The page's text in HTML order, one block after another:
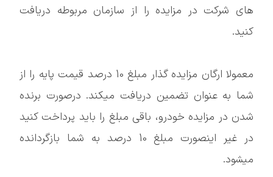
های شرکت در مزایده را از سازمان مربوطه دریافت
کنید.
معمولا ارگان مزایده گذار مبلغ 10 درصد قیمت پایه را از
شما به عنوان تضمین دریافت میکند. درصورت برنده
شدن در مزایده خودرو، باقی مبلغ را باید پرداخت کنید
در غیر اینصورت مبلغ 10 درصد به شما بازگردانده
میشود.